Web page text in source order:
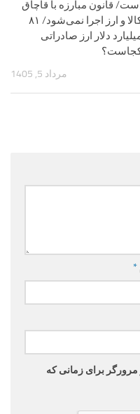
قانون مبارزه با قاچاق
کالا و ارز اجرا نمی‌شود/ ۸۱
دلار ارز صادراتی
مرداد 5, 1405
*
مرورگر برای زمانی که